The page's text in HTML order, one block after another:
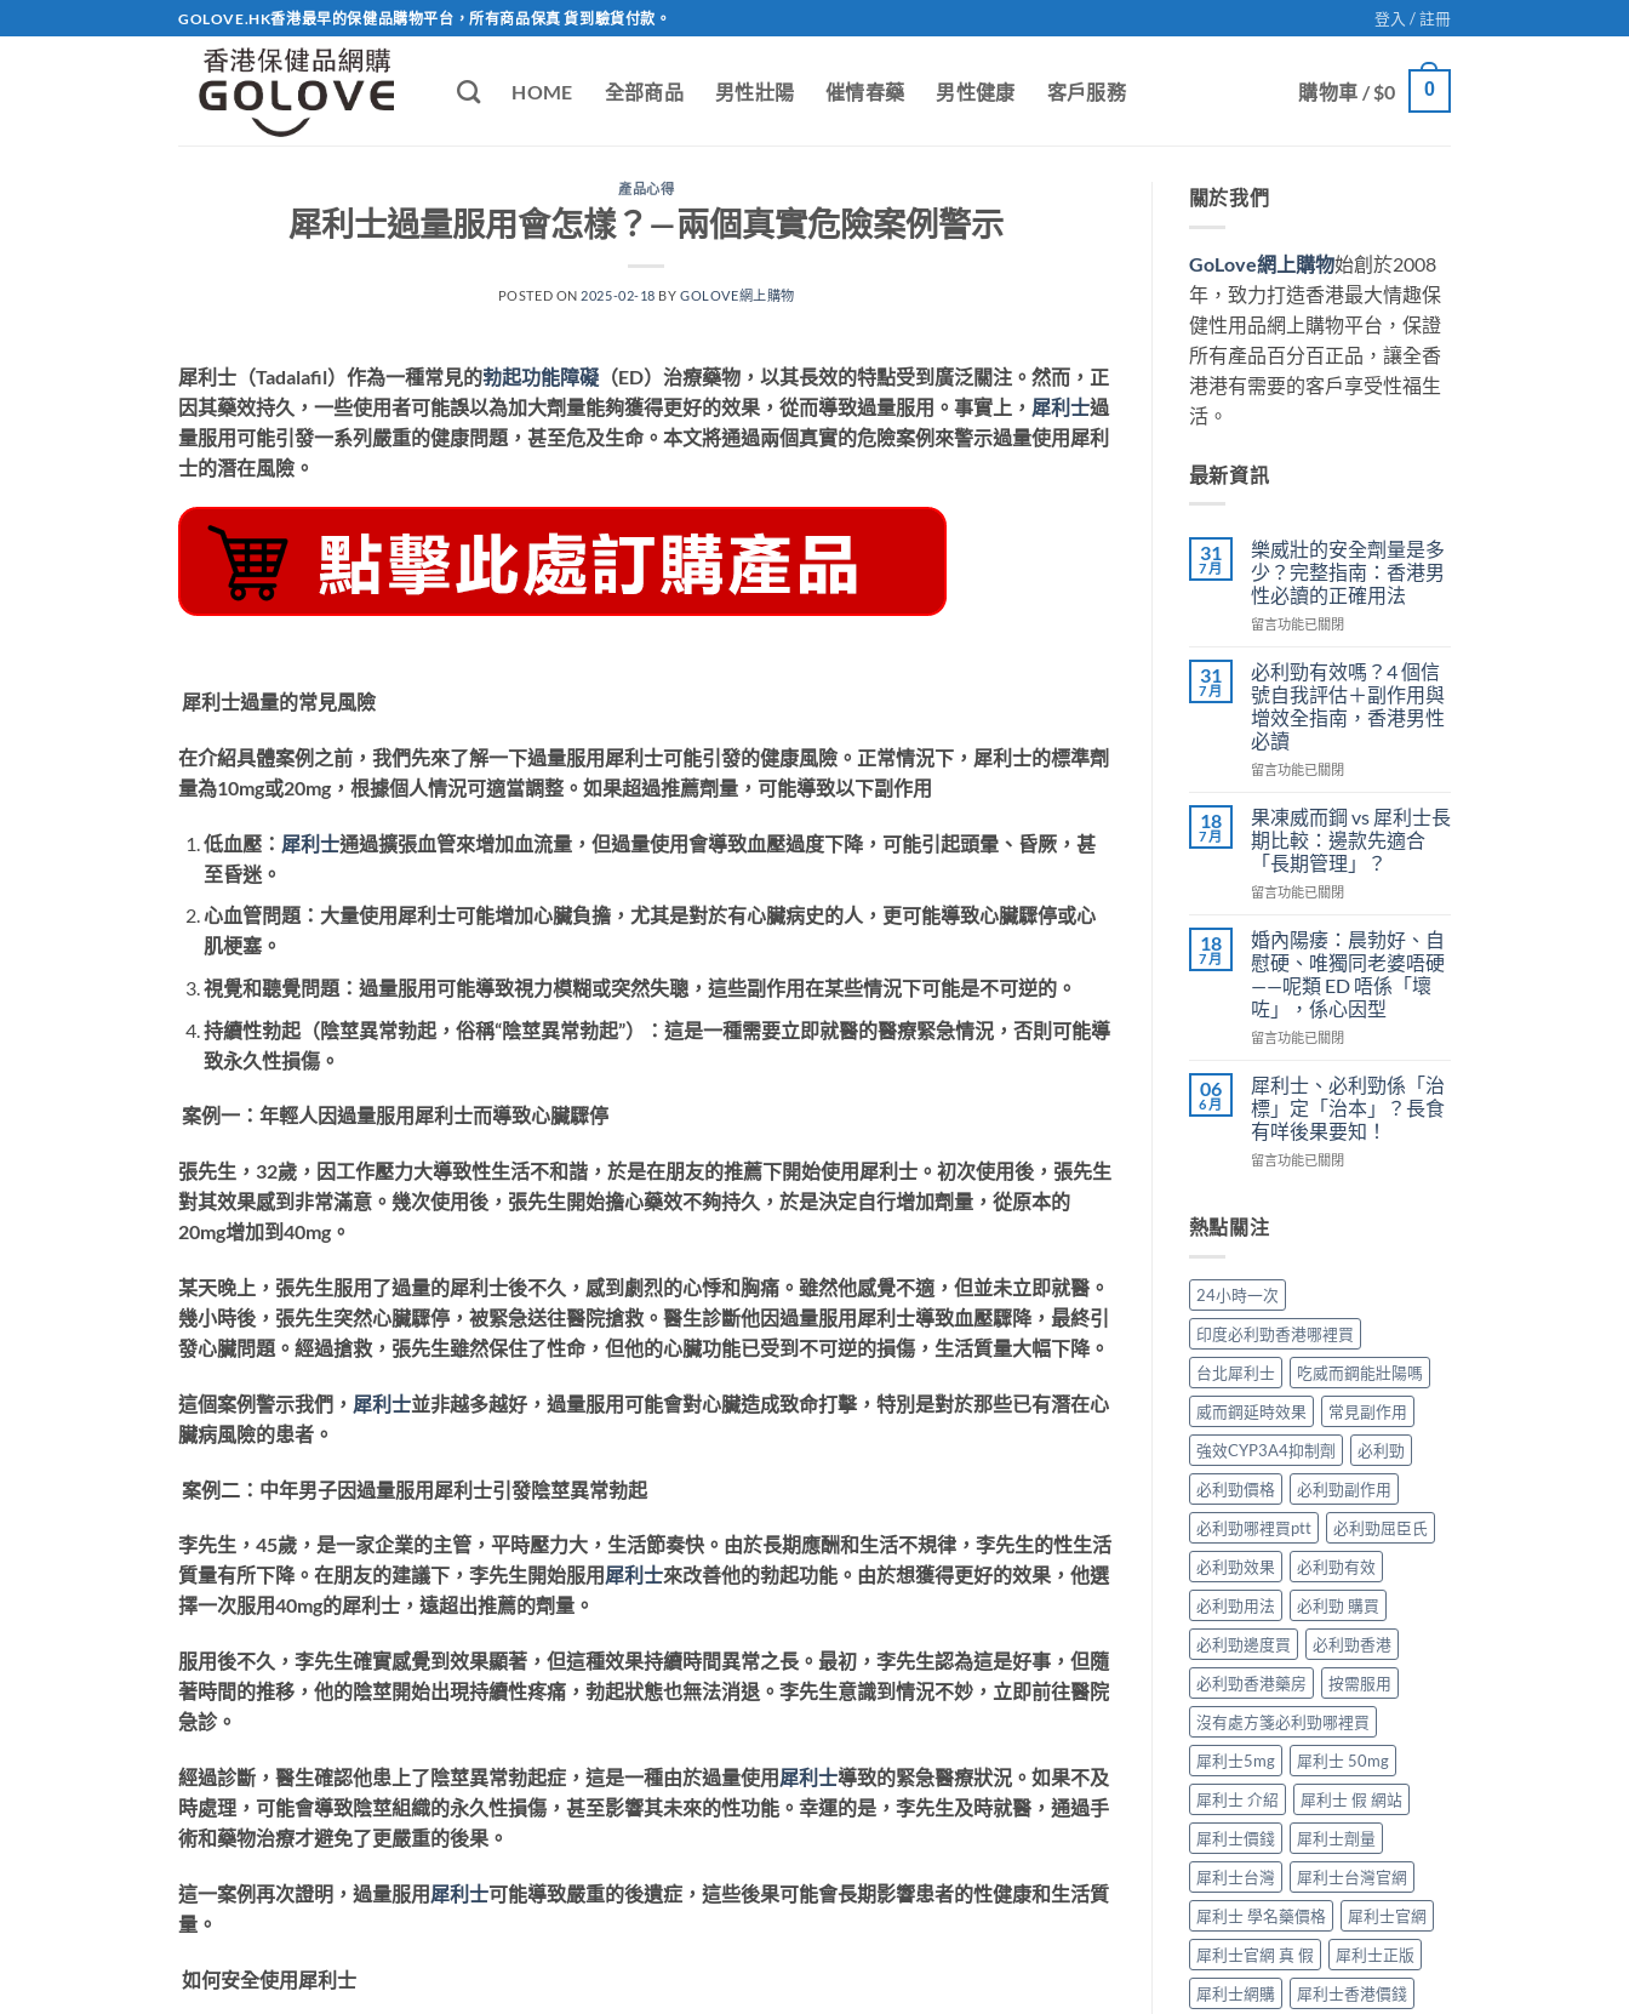
to
GOLOVE.HK香港最早的保健品購物平台，所有商品保真 貨到驗貨付款。 登入 / 註冊
HOME 全部商品 男性壯陽 催情春藥 男性健康 客戶服務 購物車 /$0 0
產品心得
犀利士過量服用會怎樣？—兩個真實危險案例警示
POSTED ON 2025-02-18 BYGOLOVE網上購物
犀利士（Tadalafil）作為一種常見的勃起功能障礙 （ED）治療藥物，以其長效的特點受到廣泛關注。然而，正
因其藥效持久，一些使用者可能誤以為加大劑量能夠獲得更好的效果，從而導致過量服用。事實上， 犀利士過
量服用可能引發一系列嚴重的健康問題，甚至危及生命。本文將通過兩個真實的危險案例來警示過量使用犀利
士的潛在風險。
犀利士過量的常見風險
在介紹具體案例之前，我們先來了解一下過量服用犀利士可能引發的健康風險。正常情況下，犀利士的標準劑
量為10mg或20mg，根據個人情況可適當調整。如果超過推薦劑量，可能導致以下副作用
低血壓： 犀利士通過擴張血管來增加血流量，但過量使用會導致血壓過度下降，可能引起頭暈、昏厥，甚
至昏迷。
心血管問題：大量使用犀利士可能增加心臟負擔，尤其是對於有心臟病史的人，更可能導致心臟驟停或心
肌梗塞。
視覺和聽覺問題：過量服用可能導致視力模糊或突然失聰，這些副作用在某些情況下可能是不可逆的。
持續性勃起（陰莖異常勃起，俗稱“陰莖異常勃起”）：這是一種需要立即就醫的醫療緊急情況，否則可能導
致永久性損傷。
案例一：年輕人因過量服用犀利士而導致心臟驟停
張先生，32歲，因工作壓力大導致性生活不和諧，於是在朋友的推薦下開始使用犀利士。初次使用後，張先生
對其效果感到非常滿意。幾次使用後，張先生開始擔心藥效不夠持久，於是決定自行增加劑量，從原本的
20mg增加到40mg。
某天晚上，張先生服用了過量的犀利士後不久，感到劇烈的心悸和胸痛。雖然他感覺不適，但並未立即就醫。
幾小時後，張先生突然心臟驟停，被緊急送往醫院搶救。醫生診斷他因過量服用犀利士導致血壓驟降，最終引
發心臟問題。經過搶救，張先生雖然保住了性命，但他的心臟功能已受到不可逆的損傷，生活質量大幅下降。
這個案例警示我們， 犀利士並非越多越好，過量服用可能會對心臟造成致命打擊，特別是對於那些已有潛在心
臟病風險的患者。
案例二：中年男子因過量服用犀利士引發陰莖異常勃起
李先生，45歲，是一家企業的主管，平時壓力大，生活節奏快。由於長期應酬和生活不規律，李先生的性生活
質量有所下降。在朋友的建議下，李先生開始服用 犀利士來改善他的勃起功能。由於想獲得更好的效果，他選
擇一次服用40mg的犀利士，遠超出推薦的劑量。
服用後不久，李先生確實感覺到效果顯著，但這種效果持續時間異常之長。最初，李先生認為這是好事，但隨
著時間的推移，他的陰莖開始出現持續性疼痛，勃起狀態也無法消退。李先生意識到情況不妙，立即前往醫院
急診。
經過診斷，醫生確認他患上了陰莖異常勃起症，這是一種由於過量使用犀利士導致的緊急醫療狀況。如果不及
時處理，可能會導致陰莖組織的永久性損傷，甚至影響其未來的性功能。幸運的是，李先生及時就醫，通過手
術和藥物治療才避免了更嚴重的後果。
這一案例再次證明，過量服用犀利士可能導致嚴重的後遺症，這些後果可能會長期影響患者的性健康和生活質
量。
如何安全使用犀利士
關於我們
GoLove網上購物始創於2008
年，致力打造香港最大情趣保
健性用品網上購物平台，保證
所有產品百分百正品，讓全香
港港有需要的客戶享受性福生
活。
最新資訊
31
7 月
樂威壯的安全劑量是多
少？完整指南：香港男
性必讀的正確用法
在
威
壯
的
安
全
劑
是
多
少？
整
南：
香
港
男
性
必
的
正
確
用
法〉
留言功能已關閉
31
7 月
必利勁有效嗎？4 個信
號自我評估＋副作用與
增效全指南，香港男性
必讀
在
利
勁
有
嗎？
個
信
號
我
評
＋
副
作
用
與
全
香
男
性
必
讀〉
中
留言功能已關閉
18
7 月
果凍威而鋼 vs 犀利士長
期比較：邊款先適合
「長期管理」？
在
凍
威
而
鋼
vs
犀
士
長
期
比
較：
先
適
「長
管
理」？〉
中
留言功能已關閉
18
7 月
婚內陽痿：晨勃好、自
慰硬、唯獨同老婆唔硬
——呢類 ED 唔係「壞
咗」，係心因型
在
內
陽
痿：
晨
勃
慰
獨
老
婆
唔
硬
——
呢
類
ED
唔
係
「壞
咗」，
係
心
因
型〉
中
留言功能已關閉
06
6 月
犀利士、必利勁係「治
標」定「治本」？長食
有咩後果要知！
在
士、
必
勁
「治
標」
定
「治
本」？
長
食
有
咩
後
果
要
知！〉
中
留言功能已關閉
熱點關注
24小時一次
印度必利勁香港哪裡買
台北犀利士
吃威而鋼能壯陽嗎
威而鋼延時效果
常見副作用
強效CYP3A4抑制劑
必利勁
必利勁價格
必利勁副作用
必利勁哪裡買ptt
必利勁屈臣氏
必利勁效果
必利勁有效
必利勁用法
必利勁 購買
必利勁邊度買
必利勁香港
必利勁香港藥房
按需服用
沒有處方箋必利勁哪裡買
犀利士5mg
犀利士 50mg
犀利士 介紹
犀利士 假 網站
犀利士價錢
犀利士劑量
犀利士台灣
犀利士台灣官網
犀利士 學名藥價格
犀利士官網
犀利士官網 真 假
犀利士正版
犀利士網購
犀利士香港價錢